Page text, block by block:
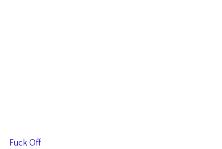
Fuck Off